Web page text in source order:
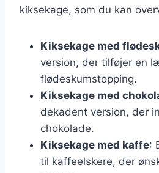
kiksekage, som du kan
Kiksekage med
version, der tilføjer en
flødeskumstopping.
Kiksekage med
dekadent version, der
chokolade.
Kiksekage med kaffe:
til kaffeelskere, der